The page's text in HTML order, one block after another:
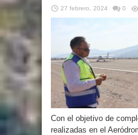
27 febrero, 2024 0
Con el objetivo de
realizadas en el